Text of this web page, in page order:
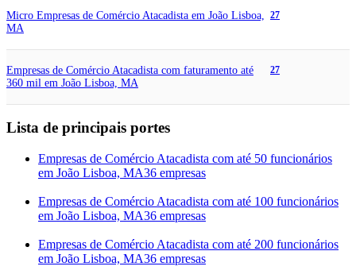
Micro Empresas de Comércio Atacadista em João Lisboa,
MA
27
Empresas de Comércio Atacadista com faturamento até
360 mil em João Lisboa, MA
27
Lista de principais portes
Empresas de Comércio Atacadista com até 50 funcionários
em João Lisboa, MA36 empresas
Empresas de Comércio Atacadista com até 100 funcionários
em João Lisboa, MA36 empresas
Empresas de Comércio Atacadista com até 200 funcionários
em João Lisboa, MA36 empresas